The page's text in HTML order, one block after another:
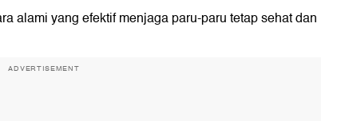
alami yang efektif menjaga paru-paru tetap sehat dan
ADVERTISEMENT